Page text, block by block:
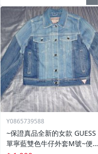
Y0865739588
~保證真品全新的女款 GUESS
單寧藍雙色牛仔外套M號~便宜